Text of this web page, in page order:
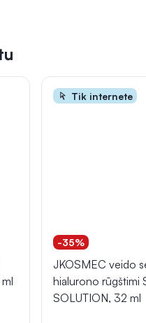
Tik internete
-35%
JKOSMEC veido
hialurono rūgštimi
SOLUTION, 32 ml